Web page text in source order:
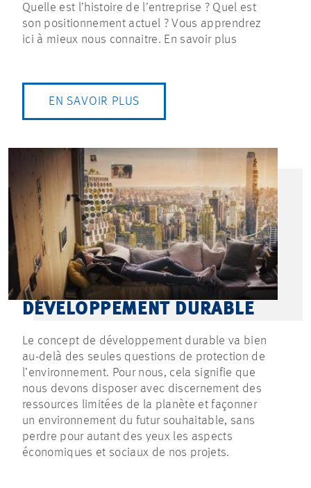
Quelle est l’histoire de l’entreprise ? Quel est
son positionnement actuel ? Vous apprendrez
ici à mieux nous connaitre. En savoir plus
EN SAVOIR PLUS
DÉVELOPPEMENT DURABLE
Le concept de développement durable va bien
au-delà des seules questions de protection de
l’environnement. Pour nous, cela signifie que
nous devons disposer avec discernement des
ressources limitées de la planète et façonner
un environnement du futur souhaitable, sans
perdre pour autant des yeux les aspects
économiques et sociaux de nos projets.